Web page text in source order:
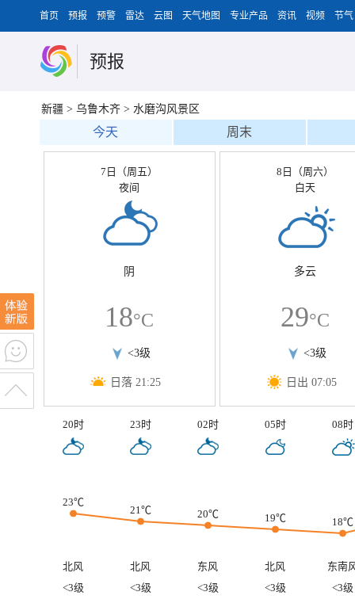
首页 预报 预警 雷达 云图 天气地图 专业产品 资讯 视频 节气
预报
新疆 > 乌鲁木齐 > 水磨沟风景区
今天 周末
7日（周五）
夜间
阴
18°C
<3级
日落 21:25
8日（周六）
白天
多云
29°C
<3级
日出 07:05
20时 23时 02时 05时 08时
23℃
21℃ 20℃ 19℃ 18℃
北风 北风 东风 北风
东南
<3级
<3级 <3级 <3级 <3级